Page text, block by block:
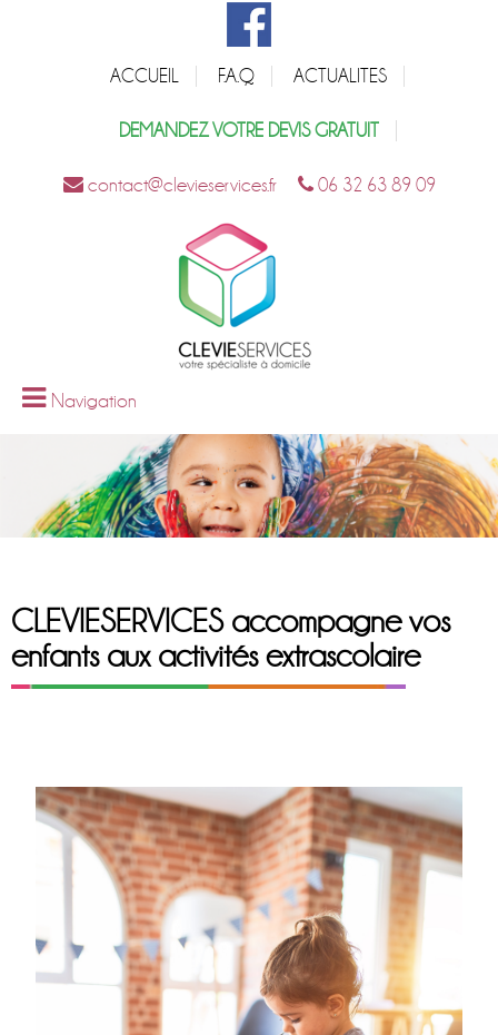
ACCUEIL F.A.Q ACTUALITES
DEMANDEZ VOTRE DEVIS GRATUIT
contact@clevieservices.fr 06 32 63 89 09
Navigation
CLEVIESERVICES accompagne vos
enfants aux activités extrascolaire